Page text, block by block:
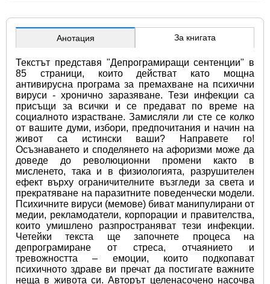
Анотация За книгата
Текстът представя "Депрограмиращи сентенции" в
85 страници, които действат като мощна
антивирусна програма за премахване на психични
вируси - хронично заразяване. Тези инфекции са
присъщи за всички и се предават по време на
социалното израстване. Замисляли ли сте се колко
от вашите думи, избори, предпочитания и начин на
живот са истински ваши? Направете го!
Осъзнаването и споделянето на афоризми може да
доведе до революционни промени както в
мисленето, така и в физиологията, разрушителен
ефект върху ограничителните възгледи за света и
прекратяване на паразитните поведенчески модели.
Психичните вируси (мемове) биват манипулирани от
медии, рекламодатели, корпорации и правителства,
които умишлено разпространяват тези инфекции.
Четейки текста ще започнете процеса на
депрограмиране от стреса, отчаянието и
тревожността – емоции, които подкопават
психичното здраве ви пречат да постигате важните
неща в живота си. Авторът целенасочено насочва